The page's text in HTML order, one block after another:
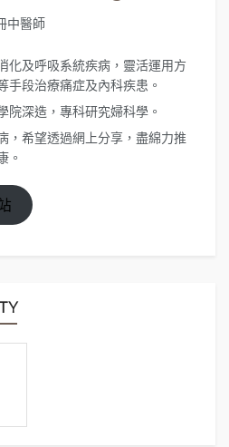
充：
的姐妹館-「古勢起屋別館
）的價格：JPY¥14500/人
中醫師
化及呼吸系統疾病，靈活運用方
手段治療痛症及內科疾患。
院深造，專科研究婦科學。
，希望透過網上分享，盡綿力推
。